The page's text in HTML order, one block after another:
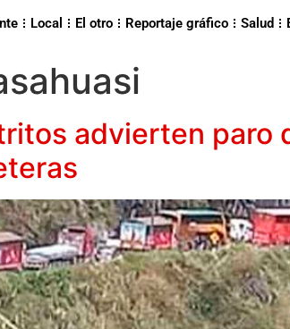
Local El otro Reportaje gráfico Salud
advierten paro